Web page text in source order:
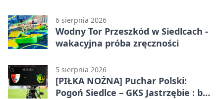
6 sierpnia 2026
Wodny Tor Przeszkód w Siedlcach -
wakacyjna próba zręczności
5 sierpnia 2026
[PIŁKA NOŻNA] Puchar Polski:
Pogoń Siedlce – GKS Jastrzębie : bez